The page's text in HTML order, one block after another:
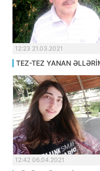
12:23 21.03.2021
TEZ-TEZ YANAN
12:42 06.04.2021